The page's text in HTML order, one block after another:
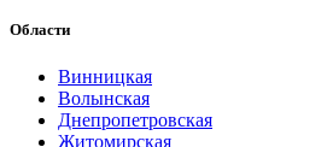
Области
Винницкая
Волынская
Днепропетровская
Житомирская